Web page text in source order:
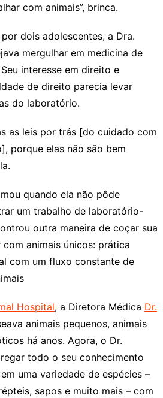
com animais”, brinca.
dois adolescentes, a Dra.
mergulhar em medicina de
interesse em direito e
de direito parecia levar
do laboratório.
as leis por trás [do cuidado com
porque elas não são bem
quando ela não pôde
um trabalho de laboratório-
outra maneira de coçar sua
animais únicos: prática
com um fluxo constante de
Hospital, a Diretora Médica Dr.
animais pequenos, animais
há anos. Agora, o Dr.
todo o seu conhecimento
uma variedade de espécies –
sapos e muito mais – com